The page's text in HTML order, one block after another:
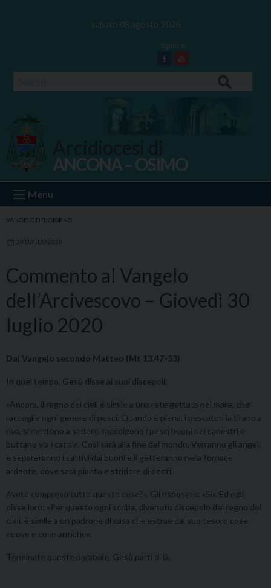
sabato 08 agosto 2026
Facebook
Youtube
Ancona Osimo
ANCONA – OSIMO
Menu
VANGELO DEL GIORNO
30 LUGLIO 2020
Commento al Vangelo
dell’Arcivescovo – Giovedì 30
luglio 2020
Dal Vangelo secondo Matteo (Mt 13,47-53)
In quel tempo, Gesù disse ai suoi discepoli:
«Ancora, il regno dei cieli è simile a una rete gettata nel mare, che
raccoglie ogni genere di pesci. Quando è piena, i pescatori la tirano a
riva, si mettono a sedere, raccolgono i pesci buoni nei canestri e
buttano via i cattivi. Così sarà alla fine del mondo. Verranno gli angeli
e separeranno i cattivi dai buoni e li getteranno nella fornace
ardente, dove sarà pianto e stridore di denti.
Avete compreso tutte queste cose?». Gli risposero: «Sì». Ed egli
disse loro: «Per questo ogni scriba, divenuto discepolo del regno dei
cieli, è simile a un padrone di casa che estrae dal suo tesoro cose
nuove e cose antiche».
Terminate queste parabole, Gesù partì di là.